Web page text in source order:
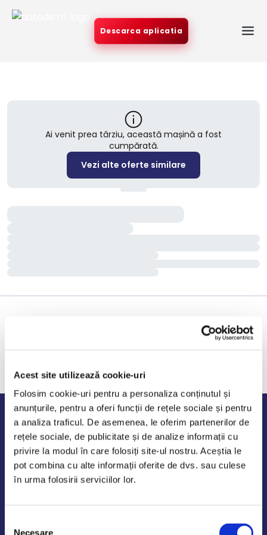
Acest site utilizează cookie-uri
Folosim cookie-uri pentru a personaliza conținutul și
anunțurile, pentru a oferi funcții de rețele sociale și pentru
a analiza traficul. De asemenea, le oferim partenerilor de
rețele sociale, de publicitate și de analize informații cu
privire la modul în care folosiți site-ul nostru. Aceștia le
pot combina cu alte informații oferite de dvs. sau culese
în urma folosirii serviciilor lor.
Necesare
Descarca aplicatia
Ai venit prea târziu, această mașină a fost
cumpărată.
Vezi alte oferte similare
Program de lucru
Luni - Vineri: 09:00-18:00
Sambata - Duminica: 10:00-14:00